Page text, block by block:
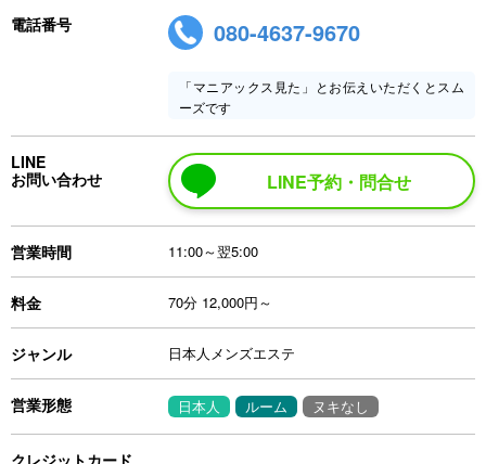
電話番号 080-4637-9670
「マニアックス見た」とお伝えいただくとスム
ーズです
LINE
お問い合わせ
LINE予約・問合せ
営業時間 11:00～翌5:00
料金 70分 12,000円～
ジャンル 日本人メンズエステ
営業形態 日本人 ルーム ヌキなし
クレジットカード